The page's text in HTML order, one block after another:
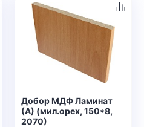
Добор МДФ Ламинат
(А) (мил.орех, 150*8,
2070)